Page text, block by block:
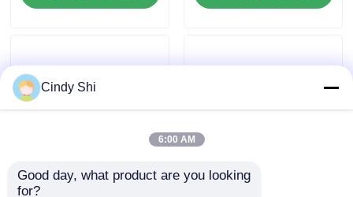
Elektrikli Forklift Lityum İyon Pil
48 Volt Lityum İyon Forklift Pil
Transpalet Aküsü
Cindy Shi
6:00 AM
Good day, what product are you looking
for?